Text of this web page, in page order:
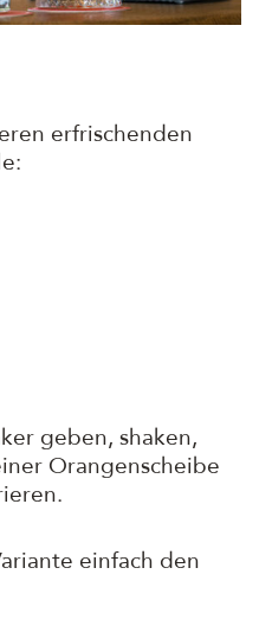
erfrischenden
geben, shaken,
Orangenscheibe
einfach den